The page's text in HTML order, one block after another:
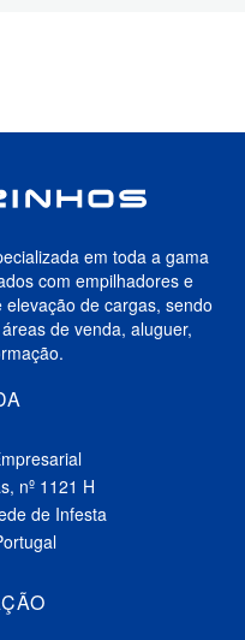
em toda a gama
com empilhadores e
de cargas, sendo
de venda, aluguer,
nº 1121 H
de Infesta